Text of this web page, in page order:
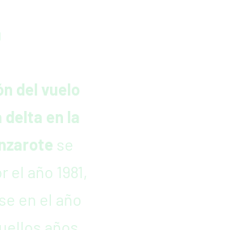
del vuelo
delta en la
se
el año 1981,
en el año